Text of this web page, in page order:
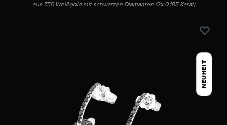
aus 750 Weißgold mit schwarzen Diamanten (2x 0,185 Karat)
NEUHEIT